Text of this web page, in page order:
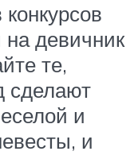
девичник
те,
сделают
и
и